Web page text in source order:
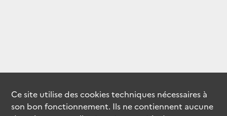
Ce site utilise descookiestechniques nécessaires à
son bon fonctionnement. Ils ne contiennent aucune